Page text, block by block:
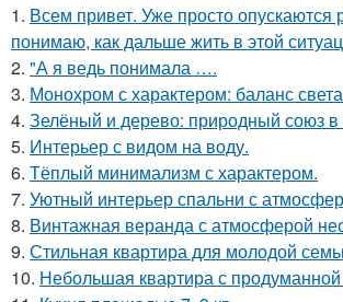
1. Всем привет. Уже просто опускаются
понимаю, как дальше жить в этой
2. "А я ведь понимала ….
3. Монохром с характером: баланс
4. Зелёный и дерево: природный союз в
5. Интерьер с видом на воду.
6. Тёплый минимализм с характером.
7. Уютный интерьер спальни с
8. Винтажная веранда с атмосферой
9. Стильная квартира для молодой
10. Небольшая квартира с